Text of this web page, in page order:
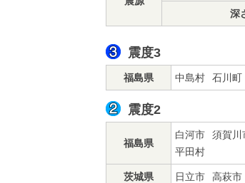
深
震度3
福島県 中島村 石川町
震度2
福島県
白河市 須賀川
平田村
茨城県 日立市 高萩市